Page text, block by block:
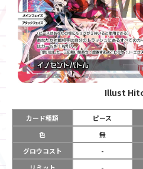
Illust
カード種類 ピース
色
無
グロウコスト
-
リミット
-